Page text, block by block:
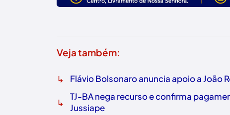
Veja também:
↳ Flávio Bolsonaro anuncia apoio a João
↳
TJ-BA nega recurso e confirma
Jussiape